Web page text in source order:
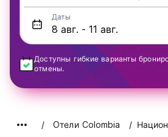
Даты
Доступны гибкие варианты
отмены.
Oтели Colombia